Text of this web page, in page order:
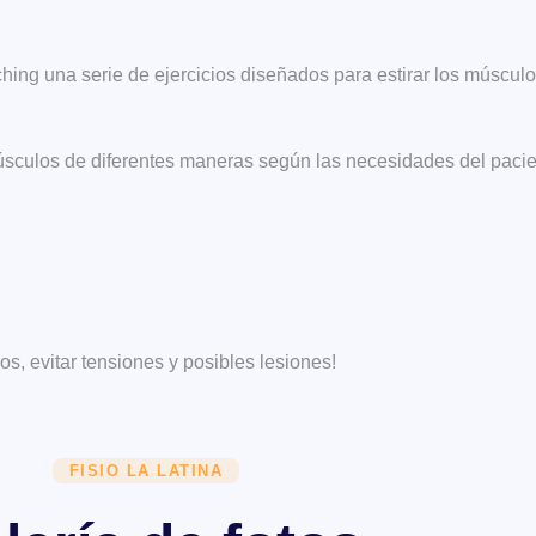
una serie de ejercicios diseñados para estirar los
de diferentes maneras según las necesidades del
evitar tensiones y posibles lesiones!
FISIO LA LATINA